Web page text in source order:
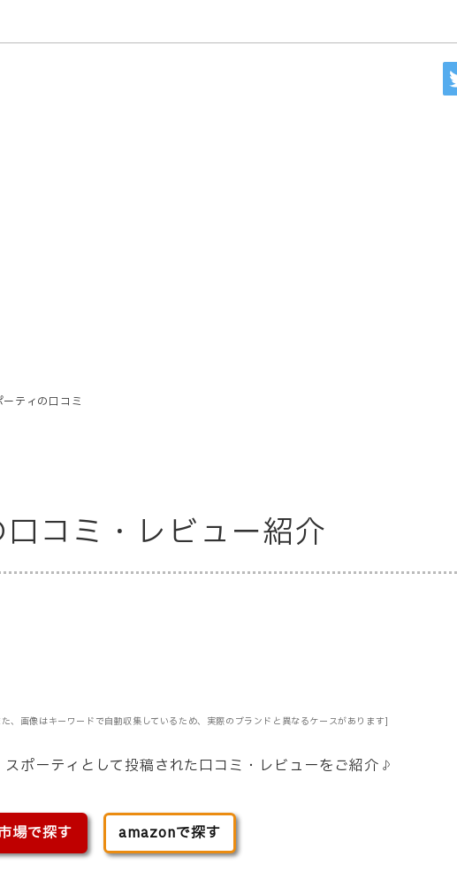
ーティの口コミ
コミ・レビュー紹介
、画像はキーワードで自動収集しているため、実際のブランドと異なるケースがあります]
ポーティとして投稿された口コミ・レビューをご紹介♪
場で探す amazonで探す